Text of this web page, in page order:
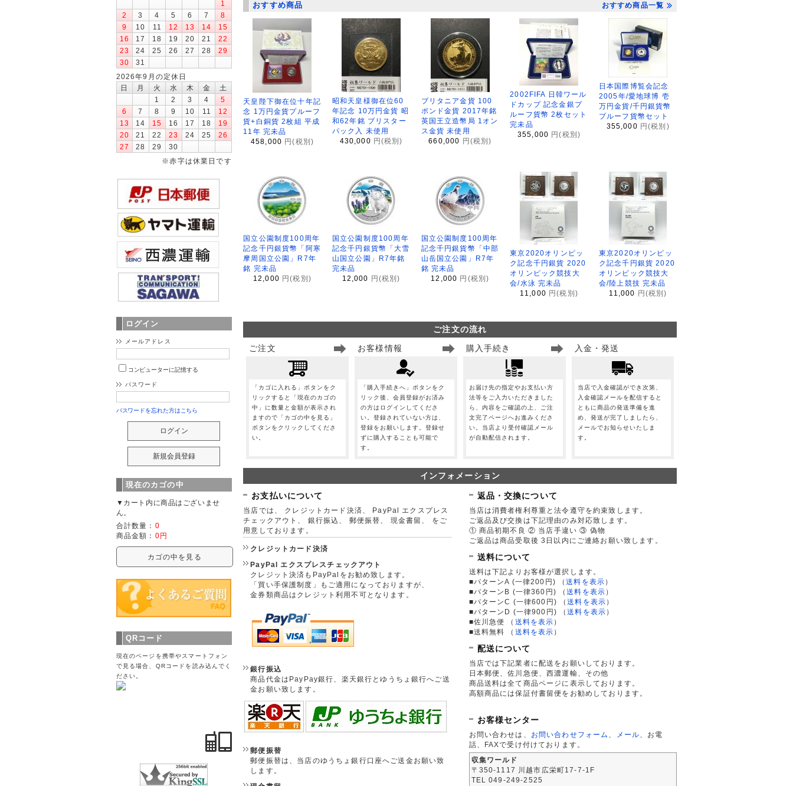
おすすめ商品 おすすめ商品一覧
天皇陛下御在位十年記
念 1万円金貨プルーフ
貨+白銅貨 2枚組 平成
11年 完未品
458,000 円(税別)
昭和天皇様御在位60
年記念 10万円金貨 昭
和62年銘 ブリスター
パック入 未使用
430,000 円(税別)
ブリタニア金貨 100
ポンド金貨 2017年銘
英国王立造幣局 1オン
ス金貨 未使用
660,000 円(税別)
2002FIFA 日韓ワール
ドカップ 記念金銀プ
ルーフ貨幣 2枚セット
完未品
355,000 円(税別)
日本国際博覧会記念
2005年/愛地球博 壱
万円金貨/千円銀貨幣
プルーフ貨幣セット
355,000 円(税別)
国立公園制度100周年
記念千円銀貨幣「阿寒
摩周国立公園」R7年
銘 完未品
12,000 円(税別)
国立公園制度100周年
記念千円銀貨幣「大雪
山国立公園」R7年銘
完未品
12,000
円(税別)
国立公園制度100周年
記念千円銀貨幣「中部
山岳国立公園」R7年
銘 完未品
12,000 円(税別)
東京2020オリンピッ
ク記念千円銀貨 2020
オリンピック競技大
会/水泳 完未品
11,000 円(税別)
東京2020オリンピッ
ク記念千円銀貨 2020
オリンピック競技大
会/陸上競技 完未品
11,000
円(税別)
ご注文の流れ
ご注文
「カゴに入れる」ボタンをク
リックすると「現在のカゴの
中」に数量と金額が表示され
ますので「カゴの中を見る」
ボタンをクリックしてくださ
い。
お客様情報
「購入手続きへ」ボタンをク
リック後、会員登録がお済み
の方はログインしてくださ
い。登録されていない方は、
登録をお願いします。登録せ
ずに購入することも可能で
す。
購入手続き
お届け先の指定やお支払い方
法等をご入力いただきました
ら、内容をご確認の上、ご注
文完了ページへお進みくださ
い。当店より受付確認メール
が自動配信されます。
入金・発送
当店で入金確認ができ次第、
入金確認メールを配信すると
ともに商品の発送準備を進
め、発送が完了しましたら、
メールでお知らせいたしま
す。
インフォメーション
お支払いについて
当店では、 クレジットカード決済、 PayPal エクスプレス
チェックアウト、 銀行振込、 郵便振替、 現金書留、 をご
用意しております。
クレジットカード決済
PayPal エクスプレスチェックアウト
クレジット決済もPayPalをお勧め致します。
「買い手保護制度」もご適用になっておりますが、
金券類商品はクレジット利用不可となります。
銀行振込
商品代金はPayPay銀行、楽天銀行とゆうちょ銀行へご送
金お願い致します。
郵便振替
郵便振替は、当店のゆうちょ銀行口座へご送金お願い致
します。
返品・交換について
当店は消費者権利尊重と法令遵守を約束致します。
ご返品及び交換は下記理由のみ対応致します。
① 商品初期不良 ② 当店手違い ③ 偽物
ご返品は商品受取後 3日以内にご連絡お願い致します。
送料について
送料は下記よりお客様が選択します。
■パターンA (一律200円)
（送料を表示 ）
■パターンB (一律360円)
（送料を表示 ）
■パターンC (一律600円)
（送料を表示 ）
■パターンD (一律900円)
（送料を表示 ）
■佐川急便
（ 送料を表示 ）
■送料無料
（ 送料を表示 ）
配送について
当店では下記業者に配送をお願いしております。
日本郵便、佐川急便、西濃運輸、その他
商品送料は全て商品ページに表示しております。
高額商品には保証付書留便をお勧めしております。
お客様センター
お問い合わせは、 お問い合わせフォーム メール 、お電
話、FAXで受け付けております。
収集ワールド
〒350-1117 川越市広栄町17-7-1F
TEL 049-249-2525
1
2
3 4 5 6 7
8
9
10 11 12 13 14
15
16
17 18 19 20 21
22
23
24 25 26 27 28
29
30
31
2026年9月の定休日
日
月 火 水 木 金
土
1
2 3 4
5
6
7 8 9 10 11
12
13
14 15 16 17 18
19
20
21 22 23 24 25
26
27
28 29
30
※赤字は休業日です
ログイン
メールアドレス
コンピューターに記憶する
パスワード
パスワードを忘れた方はこちら
現在のカゴの中
▼カート内に商品はございませ
ん。
合計数量： 0
商品金額： 0円
カゴの中を見る
QRコード
現在のページを携帯やスマートフォン
で見る場合、QRコードを読み込んでく
ださい。